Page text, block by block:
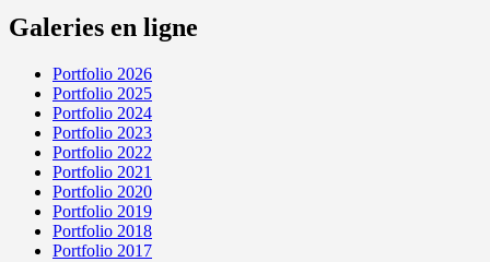
Galeries en ligne
Portfolio 2026
Portfolio 2025
Portfolio 2024
Portfolio 2023
Portfolio 2022
Portfolio 2021
Portfolio 2020
Portfolio 2019
Portfolio 2018
Portfolio 2017